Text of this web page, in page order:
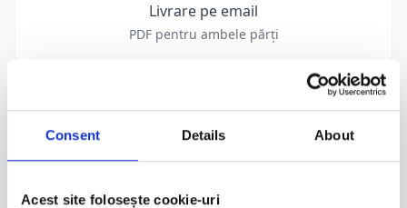
Consent Details About
Acest site folosește cookie-uri
Livrare pe email
PDF pentru ambele părți
Începe completarea →